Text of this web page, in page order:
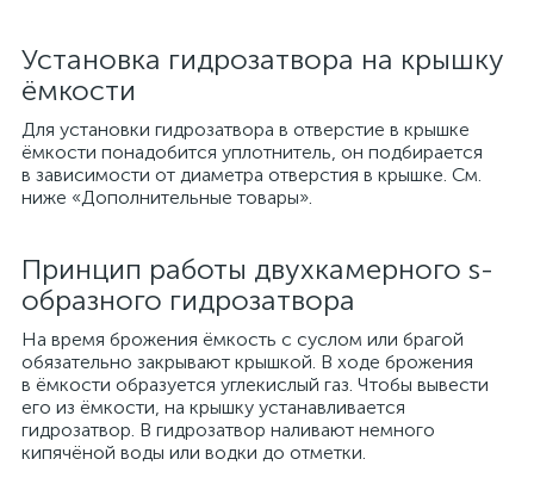
Установка гидрозатвора на крышку
ёмкости
Для установки гидрозатвора в отверстие в крышке
ёмкости понадобится уплотнитель, он подбирается
в зависимости от диаметра отверстия в крышке. См.
ниже «Дополнительные товары».
Принцип работы двухкамерного s-
образного гидрозатвора
На время брожения ёмкость с суслом или брагой
обязательно закрывают крышкой. В ходе брожения
в ёмкости образуется углекислый газ. Чтобы вывести
его из ёмкости, на крышку устанавливается
гидрозатвор. В гидрозатвор наливают немного
кипячёной воды или водки до отметки.